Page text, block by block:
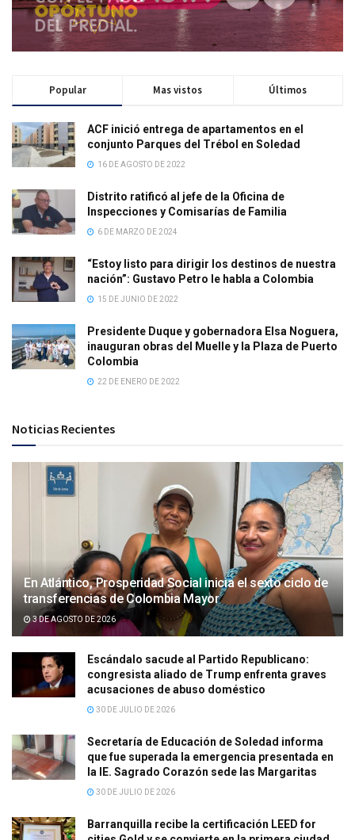
Popular Mas vistos Últimos
ACF inició entrega de apartamentos en el
conjunto Parques del Trébol en Soledad
16 DE AGOSTO DE 2022
Distrito ratificó al jefe de la Oficina de
Inspecciones y Comisarías de Familia
6 DE MARZO DE 2024
“Estoy listo para dirigir los destinos de nuestra
nación”: Gustavo Petro le habla a Colombia
15 DE JUNIO DE 2022
Presidente Duque y gobernadora Elsa Noguera,
inauguran obras del Muelle y la Plaza de Puerto
Colombia
22 DE ENERO DE 2022
Noticias Recientes
En Atlántico, Prosperidad Social inicia el sexto ciclo de
transferencias de Colombia Mayor
3 DE AGOSTO DE 2026
Escándalo sacude al Partido Republicano:
congresista aliado de Trump enfrenta graves
acusaciones de abuso doméstico
30 DE JULIO DE 2026
Secretaría de Educación de Soledad informa
que fue superada la emergencia presentada en
la IE. Sagrado Corazón sede las Margaritas
30 DE JULIO DE 2026
Barranquilla recibe la certificación LEED for